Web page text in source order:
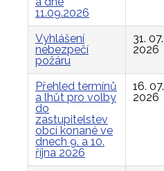
11.09.2026
Vyhlášení
nebezpečí
požáru
31. 07.
2026
Přehled termínů
a lhůt pro volby
do
zastupitelstev
obcí konané ve
dnech 9. a 10.
října 2026
16. 07.
2026